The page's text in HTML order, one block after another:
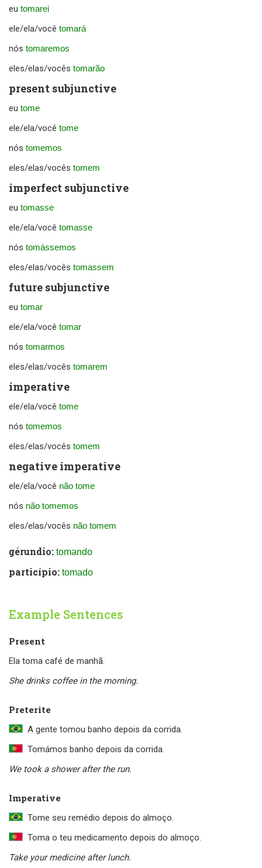
eu tomarei
ele/ela/você tomará
nós tomaremos
eles/elas/vocês tomarão
present subjunctive
eu tome
ele/ela/você tome
nós tomemos
eles/elas/vocês tomem
imperfect subjunctive
eu tomasse
ele/ela/você tomasse
nós tomássemos
eles/elas/vocês tomassem
future subjunctive
eu tomar
ele/ela/você tomar
nós tomarmos
eles/elas/vocês tomarem
imperative
ele/ela/você tome
nós tomemos
eles/elas/vocês tomem
negative imperative
ele/ela/você não tome
nós não tomemos
eles/elas/vocês não tomem
gérundio: tomando
particípio: tomado
Example Sentences
Present
Ela toma café de manhã.
She drinks coffee in the morning.
Preterite
A gente tomou banho depois da corrida.
Tomámos banho depois da corrida.
We took a shower after the run.
Imperative
Tome seu remédio depois do almoço.
Toma o teu medicamento depois do almoço.
Take your medicine after lunch.